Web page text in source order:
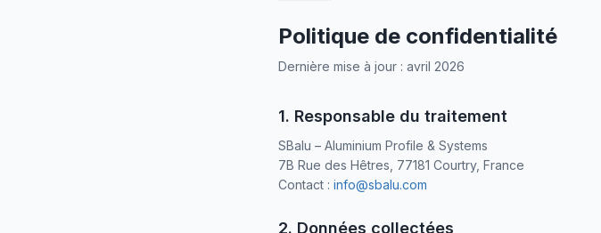
Politique de confidentialité
Dernière mise à jour : avril 2026
1. Responsable du traitement
SBalu – Aluminium Profile & Systems
7B Rue des Hêtres, 77181 Courtry, France
Contact : info@sbalu.com
2. Données collectées